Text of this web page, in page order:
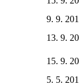
9. 9.
13. 9.
15. 9.
5. 5.